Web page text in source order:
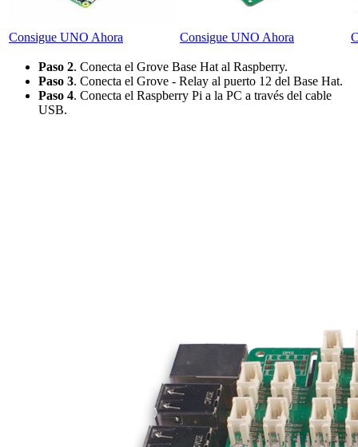
Consigue UNO Ahora Consigue UNO Ahora
Paso 2. Conecta el Grove Base Hat al Raspberry.
Paso 3. Conecta el Grove - Relay al puerto 12 del Base Hat.
Paso 4. Conecta el Raspberry Pi a la PC a través del cable
USB.